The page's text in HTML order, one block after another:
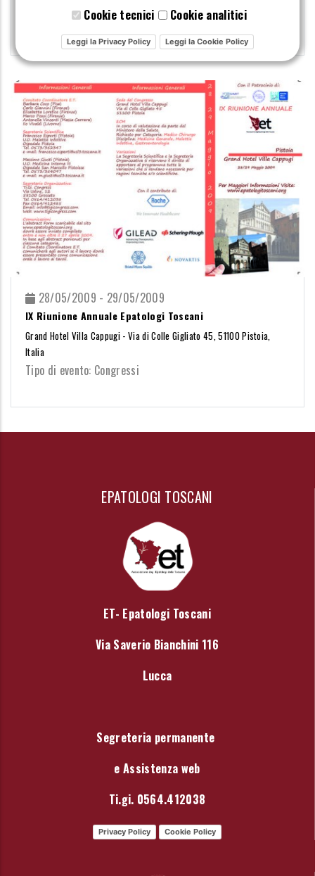
Tipo di evento: Congressi
28/05/2009 - 29/05/2009
IX Riunione Annuale Epatologi Toscani
Grand Hotel Villa Cappugi - Via di Colle Gigliato 45, 51100 Pistoia,
Italia
Tipo di evento: Congressi
EPATOLOGI TOSCANI
ET- Epatologi Toscani
Via Saverio Bianchini 116
Lucca
Segreteria permanente
e Assistenza web
Ti.gi. 0564.412038
Privacy Policy Cookie Policy
Cookie tecnici Cookie analitici
Leggi la Privacy Policy Leggi la Cookie Policy